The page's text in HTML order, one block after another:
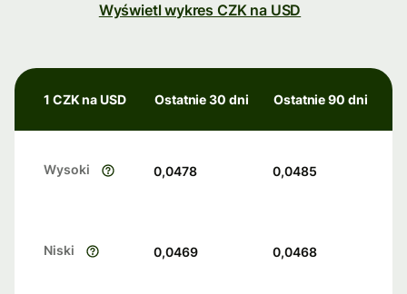
Wyświetl wykres CZK na USD
1 CZK na USD Ostatnie 30 dni Ostatnie 90 dni
Wysoki 0,0478 0,0485
Niski 0,0469 0,0468